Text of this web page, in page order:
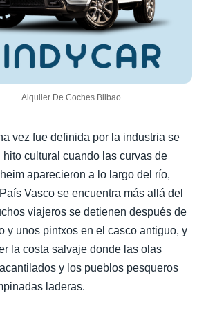
Alquiler De Coches Bilbao
vez fue definida por la industria se
hito cultural cuando las curvas de
aparecieron a lo largo del río,
Vasco se encuentra más allá del
viajeros se detienen después de
y unos pintxos en el casco antiguo, y
la costa salvaje donde las olas
y los pueblos pesqueros
laderas.